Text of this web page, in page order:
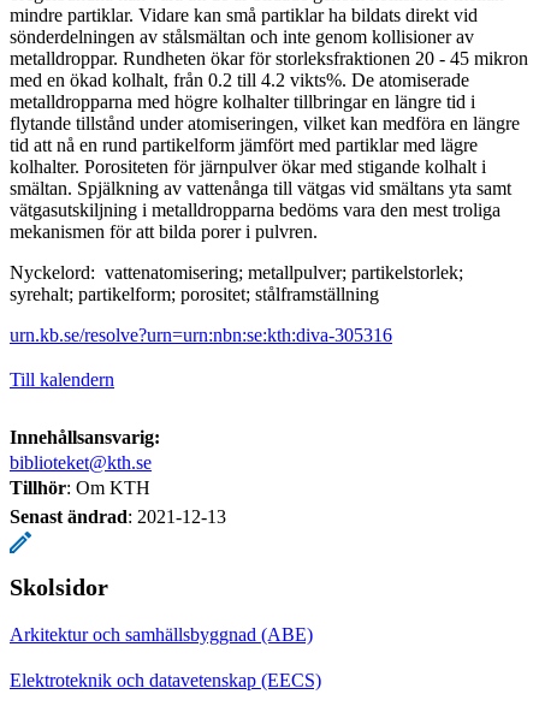
mindre partiklar. Vidare kan små partiklar ha bildats direkt vid
sönderdelningen av stålsmältan och inte genom kollisioner av
metalldroppar. Rundheten ökar för storleksfraktionen 20 - 45 mikron
med en ökad kolhalt, från 0.2 till 4.2 vikts%. De atomiserade
metalldropparna med högre kolhalter tillbringar en längre tid i
flytande tillstånd under atomiseringen, vilket kan medföra en längre
tid att nå en rund partikelform jämfört med partiklar med lägre
kolhalter. Porositeten för järnpulver ökar med stigande kolhalt i
smältan. Spjälkning av vattenånga till vätgas vid smältans yta samt
vätgasutskiljning i metalldropparna bedöms vara den mest troliga
mekanismen för att bilda porer i pulvren.
Nyckelord: vattenatomisering; metallpulver; partikelstorlek;
syrehalt; partikelform; porositet; stålframställning
urn.kb.se/resolve?urn=urn:nbn:se:kth:diva-305316
Till kalendern
Innehållsansvarig:
biblioteket@kth.se
Tillhör: Om KTH
Senast ändrad: 2021-12-13
Skolsidor
Arkitektur och samhällsbyggnad (ABE)
Elektroteknik och datavetenskap (EECS)